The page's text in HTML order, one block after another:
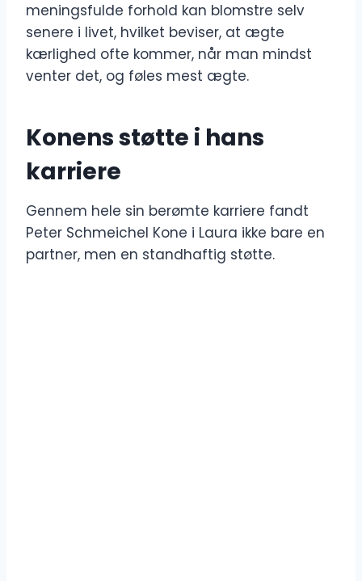
meningsfulde forhold kan blomstre selv
senere i livet, hvilket beviser, at ægte
kærlighed ofte kommer, når man mindst
venter det, og føles mest ægte.
Konens støtte i hans
karriere
Gennem hele sin berømte karriere fandt
Peter Schmeichel Kone i Laura ikke bare en
partner, men en standhaftig støtte.